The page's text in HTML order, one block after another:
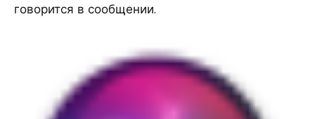
говорится в сообщении.